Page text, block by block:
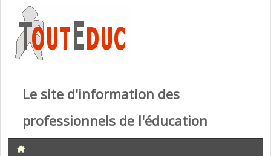
Le site d'information des
professionnels de l'éducation